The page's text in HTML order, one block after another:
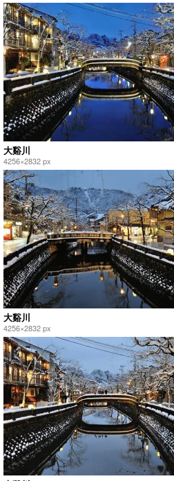
大谿川
4256×2832 px
大谿川
4256×2832 px